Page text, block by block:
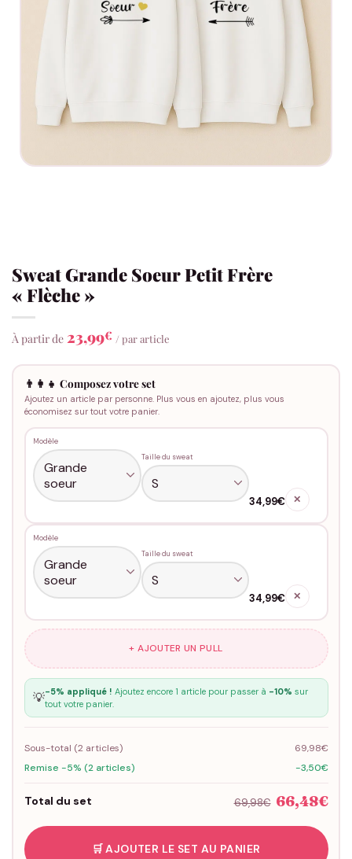
Sweat Grande Soeur Petit Frère
« Flèche »
À partir de 23,99€ / par article
👨‍👩‍👧 Composez votre set
Ajoutez un article par personne. Plus vous en ajoutez, plus vous
économisez sur tout votre panier.
Modèle
Taille du sweat
34,99€ ✕
Modèle
Taille du sweat
34,99€ ✕
+ AJOUTER UN PULL
💡-5% appliqué ! Ajoutez encore 1 article pour passer à -10% sur
tout votre panier.
Sous-total (2articles)
69,98€
Remise -5% (2 articles)
-3,50€
Total du set 69,98€ 66,48€
🛒 AJOUTER LE SET AU PANIER